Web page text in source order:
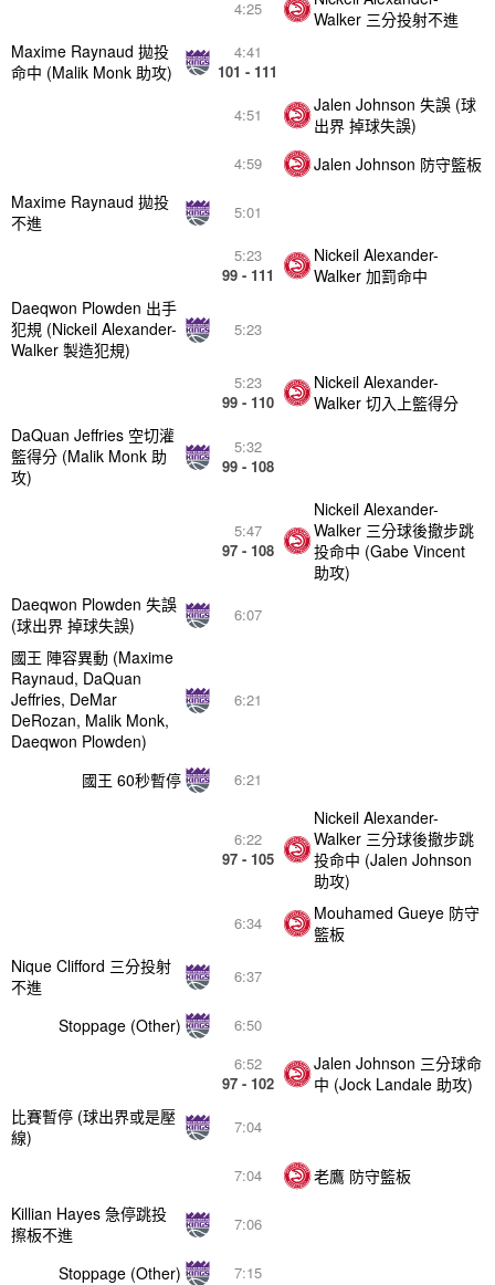
7:15
Stoppage (Other)
7:06
Killian Hayes 急停跳投
擦板不進
7:04 老鷹 防守籃板
7:04
比賽暫停 (球出界或是壓
線)
6:52
97 - 102
Jalen Johnson 三分球命
中 (Jock Landale 助攻)
6:50
Stoppage (Other)
6:37
Nique Clifford 三分投射
不進
6:34
Mouhamed Gueye 防守
籃板
6:22
97 - 105
Nickeil Alexander-
Walker 三分球後撤步跳
投命中 (Jalen Johnson
助攻)
6:21
國王 60秒暫停
6:21
國王 陣容異動 (Maxime
Raynaud, DaQuan
Jeffries, DeMar
DeRozan, Malik Monk,
Daeqwon Plowden)
6:07
Daeqwon Plowden 失誤
(球出界 掉球失誤)
5:47
97 - 108
Nickeil Alexander-
Walker 三分球後撤步跳
投命中 (Gabe Vincent
助攻)
5:32
99 - 108
DaQuan Jeffries 空切灌
籃得分 (Malik Monk 助
攻)
5:23
99 - 110
Nickeil Alexander-
Walker 切入上籃得分
5:23
Daeqwon Plowden 出手
犯規 (Nickeil Alexander-
Walker 製造犯規)
5:23
99 - 111
Nickeil Alexander-
Walker 加罰命中
5:01
Maxime Raynaud 拋投
不進
4:59 Jalen Johnson 防守籃板
4:51
Jalen Johnson 失誤 (球
出界 掉球失誤)
4:41
101 - 111
Maxime Raynaud 拋投
命中 (Malik Monk 助攻)
4:25
Walker 三分投射不進